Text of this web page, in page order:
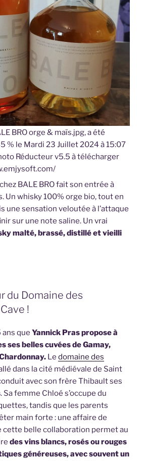
BRO orge & maïs.jpg, a été
% le Mardi 23 Juillet 2024 à 15:07
Réducteur v5.5 à télécharger
BALE BRO fait son entrée à
Un whisky 100% orge bio, tout en
une sensation veloutée à l’attaque
sur une note saline. Un vrai
malté, brassé, distillé et vieilli
du Domaine des
!
que Yannick Pras propose à
ses belles cuvées de Gamay,
Le domaine des
dans la cité médiévale de Saint
avec son frère Thibault ses
. Sa femme Chloé s’occupe du
tandis que les parents
main forte : une affaire de
cette belle collaboration permet au
des vins blancs, rosés ou rouges
généreuses, avec souvent un